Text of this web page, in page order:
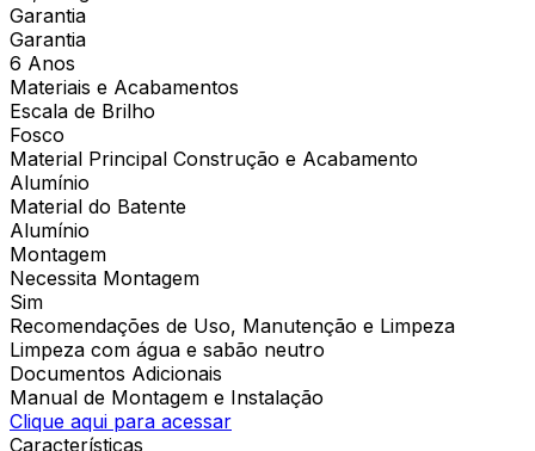
Garantia
Garantia
6 Anos
Materiais e Acabamentos
Escala de Brilho
Fosco
Material Principal Construção e Acabamento
Alumínio
Material do Batente
Alumínio
Montagem
Necessita Montagem
Sim
Recomendações de Uso, Manutenção e Limpeza
Limpeza com água e sabão neutro
Documentos Adicionais
Manual de Montagem e Instalação
Clique aqui para acessar
Características